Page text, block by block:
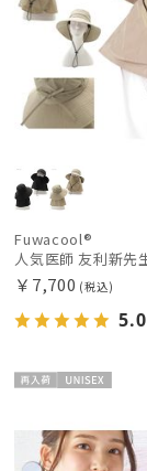
Fuwacool®
￥7,700 (税込)
5.0